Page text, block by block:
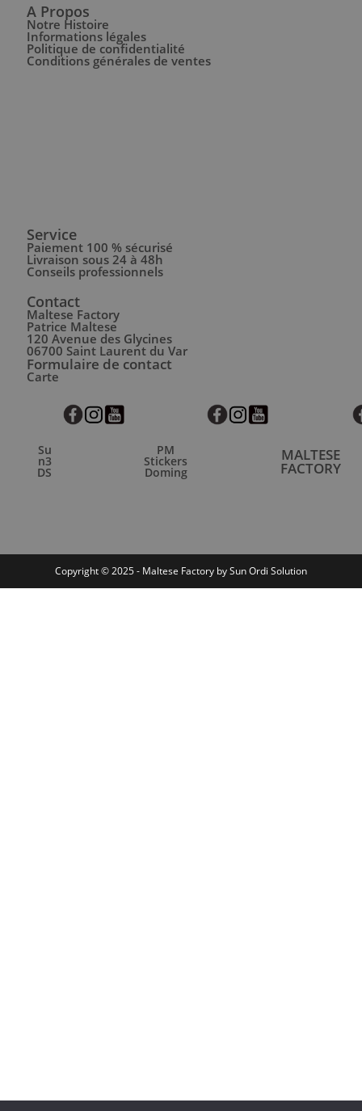
A Propos
Notre Histoire
Informations légales
Politique de confidentialité
Conditions générales de ventes
Service
Paiement 100 % sécurisé
Livraison sous 24 à 48h
Conseils professionnels
Contact
Maltese Factory
Patrice Maltese
120 Avenue des Glycines
06700 Saint Laurent du Var
Formulaire de contact
Carte
Su
n3
DS
PM
Stickers
Doming
MALTESE
FACTORY
Copyright © 2025 - Maltese Factory by Sun Ordi Solution